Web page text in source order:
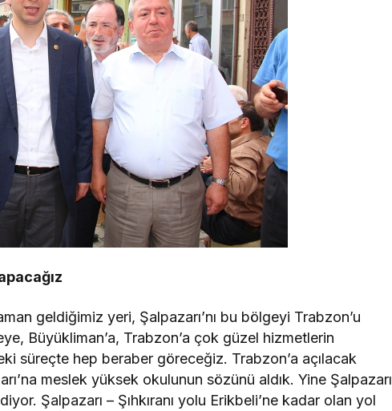
geldiğimiz yeri, Şalpazarı’nı bu bölgeyi Trabzon’u
Büyükliman’a, Trabzon’a çok güzel hizmetlerin
süreçte hep beraber göreceğiz. Trabzon’a açılacak
meslek yüksek okulunun sözünü aldık. Yine Şalpazarı
Şalpazarı – Şıhkıranı yolu Erikbeli’ne kadar olan yol